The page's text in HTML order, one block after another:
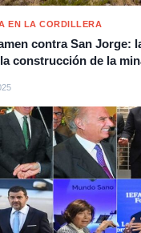
EN LA CORDILLERA
contra San Jorge:
construcción de la